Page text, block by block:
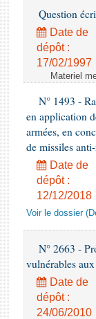
Question
Date de
dépôt :
17/02/1997
Materiel
N° 1493 -
en application
armées, en
de missiles
Date de
dépôt :
12/12/2018
Voir le dossier
N° 2663 -
vulnérables
Date de
dépôt :
24/06/2010